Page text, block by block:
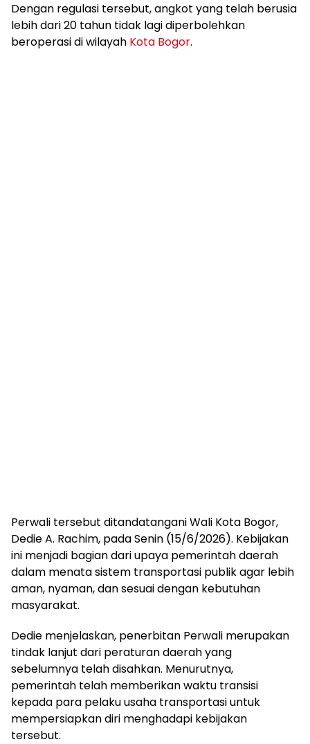
Dengan regulasi tersebut, angkot yang telah berusia
lebih dari 20 tahun tidak lagi diperbolehkan
beroperasi di wilayah Kota Bogor.
Perwali tersebut ditandatangani Wali Kota Bogor,
Dedie A. Rachim, pada Senin (15/6/2026). Kebijakan
ini menjadi bagian dari upaya pemerintah daerah
dalam menata sistem transportasi publik agar lebih
aman, nyaman, dan sesuai dengan kebutuhan
masyarakat.
Dedie menjelaskan, penerbitan Perwali merupakan
tindak lanjut dari peraturan daerah yang
sebelumnya telah disahkan. Menurutnya,
pemerintah telah memberikan waktu transisi
kepada para pelaku usaha transportasi untuk
mempersiapkan diri menghadapi kebijakan
tersebut.